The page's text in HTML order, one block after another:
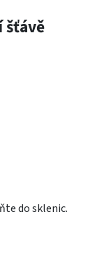
šťávě
do sklenic.